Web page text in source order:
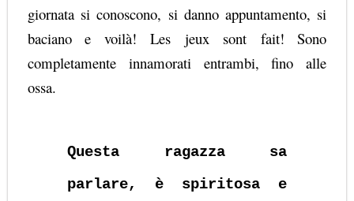
giornata si conoscono, si danno appuntamento, si
baciano e voilà!Les jeux sont fait! Sono
completamente innamorati entrambi, fino alle
ossa.
Questa ragazza sa
parlare, è spiritosa e